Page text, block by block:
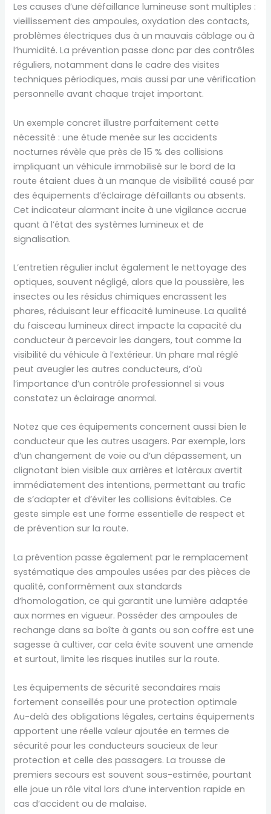
Les causes d’une défaillance lumineuse sont multiples :
vieillissement des ampoules, oxydation des contacts,
problèmes électriques dus à un mauvais câblage ou à
l’humidité. La prévention passe donc par des contrôles
réguliers, notamment dans le cadre des visites
techniques périodiques, mais aussi par une vérification
personnelle avant chaque trajet important.
Un exemple concret illustre parfaitement cette
nécessité : une étude menée sur les accidents
nocturnes révèle que près de 15 % des collisions
impliquant un véhicule immobilisé sur le bord de la
route étaient dues à un manque de visibilité causé par
des équipements d’éclairage défaillants ou absents.
Cet indicateur alarmant incite à une vigilance accrue
quant à l’état des systèmes lumineux et de
signalisation.
L’entretien régulier inclut également le nettoyage des
optiques, souvent négligé, alors que la poussière, les
insectes ou les résidus chimiques encrassent les
phares, réduisant leur efficacité lumineuse. La qualité
du faisceau lumineux direct impacte la capacité du
conducteur à percevoir les dangers, tout comme la
visibilité du véhicule à l’extérieur. Un phare mal réglé
peut aveugler les autres conducteurs, d’où
l’importance d’un contrôle professionnel si vous
constatez un éclairage anormal.
Notez que ces équipements concernent aussi bien le
conducteur que les autres usagers. Par exemple, lors
d’un changement de voie ou d’un dépassement, un
clignotant bien visible aux arrières et latéraux avertit
immédiatement des intentions, permettant au trafic
de s’adapter et d’éviter les collisions évitables. Ce
geste simple est une forme essentielle de respect et
de prévention sur la route.
La prévention passe également par le remplacement
systématique des ampoules usées par des pièces de
qualité, conformément aux standards
d’homologation, ce qui garantit une lumière adaptée
aux normes en vigueur. Posséder des ampoules de
rechange dans sa boîte à gants ou son coffre est une
sagesse à cultiver, car cela évite souvent une amende
et surtout, limite les risques inutiles sur la route.
Les équipements de sécurité secondaires mais
fortement conseillés pour une protection optimale
Au-delà des obligations légales, certains équipements
apportent une réelle valeur ajoutée en termes de
sécurité pour les conducteurs soucieux de leur
protection et celle des passagers. La trousse de
premiers secours est souvent sous-estimée, pourtant
elle joue un rôle vital lors d’une intervention rapide en
cas d’accident ou de malaise.